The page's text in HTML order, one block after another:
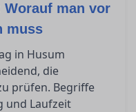
man vor
muss
in Husum
die
prüfen. Begriffe
und Laufzeit